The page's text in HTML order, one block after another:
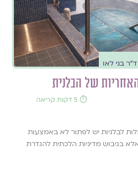
בני לאו
של הבלנית
⏱️ 5 דקות קריאה
לבלניות יש לפתור לא באמצעות
בגיבוש מדיניות הלכתית להגדרת